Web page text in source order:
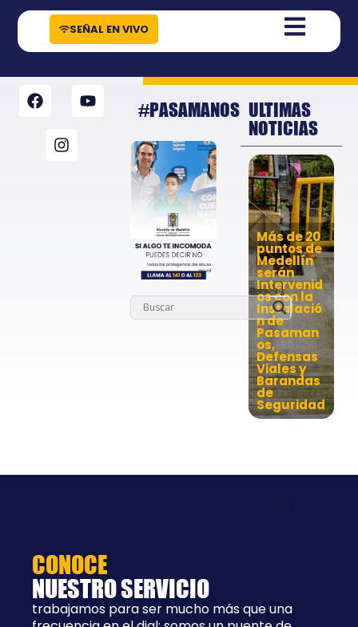
contenido
SEÑAL EN VIVO
#PASAMANOS ULTIMAS
NOTICIAS
Más de 20
puntos de
Medellín
serán
Intervenid
os con la
Instalació
n de
Pasaman
os,
Defensas
Viales y
Barandas
de
Seguridad
CONOCE
NUESTRO SERVICIO
trabajamos para ser mucho más que una